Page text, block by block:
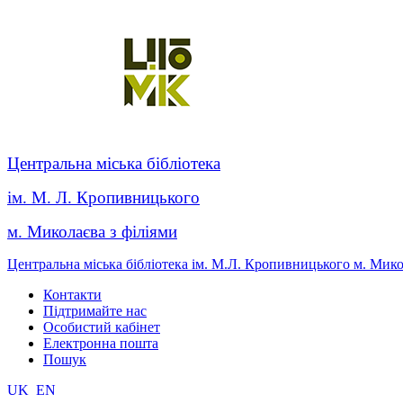
Центральна міська бібліотека
ім. М. Л. Кропивницького
м. Миколаєва з філіями
Центральна міська бібліотека ім. М.Л. Кропивницького м.
Контакти
Підтримайте нас
Особистий кабінет
Електронна пошта
Пошук
UK EN